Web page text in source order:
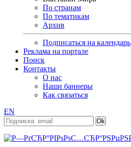
По странам
По тематикам
Архив
Подписаться на календарь
Реклама на портале
Поиск
Контакты
О нас
Наши баннеры
Как связаться
EN